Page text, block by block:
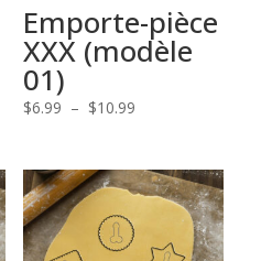
Emporte-pièce
XXX (modèle
01)
$6.99 – $10.99Plage
$6.99
$10.99